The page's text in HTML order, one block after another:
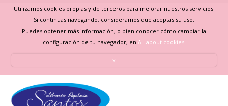
Utilizamos cookies propias y de terceros para mejorar nuestros servicios.
Si continuas navegando, consideramos que aceptas su uso.
Puedes obtener más información, o bien conocer cómo cambiar la
configuración de tu navegador, en All about cookies.
x